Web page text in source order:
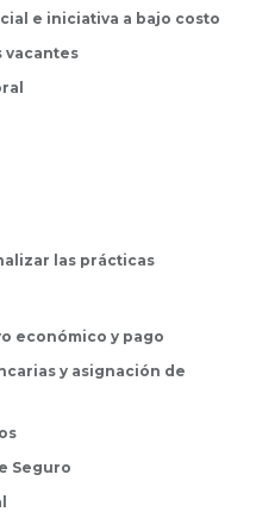
e iniciativa a bajo costo
vacantes
las prácticas
económico y pago
y asignación de
Seguro